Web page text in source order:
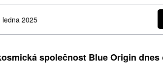
ledna 2025
společnost Blue Origin